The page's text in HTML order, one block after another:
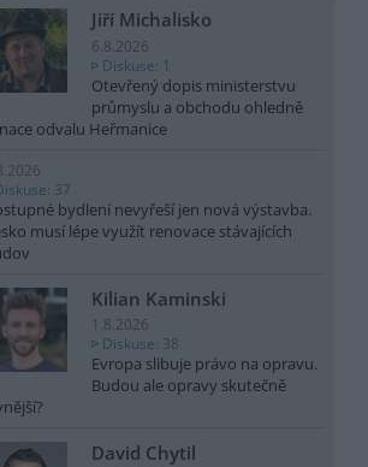
Jiří Michalisko
6.8.2026
Diskuse: 1
Otevřený dopis ministerstvu
průmyslu a obchodu ohledně
odvalu Heřmanice
37
bydlení nevyřeší jen nová výstavba.
musí lépe využít renovace stávajících
Kilian Kaminski
1.8.2026
Diskuse: 38
Evropa slibuje právo na opravu.
Budou ale opravy skutečně
David Chytil